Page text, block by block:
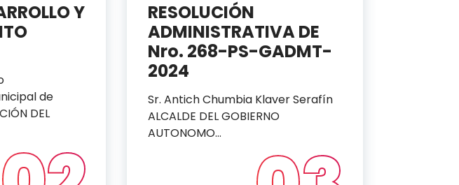
Y
de
DEL
RESOLUCIÓN
ADMINISTRATIVA DE
Nro. 268-PS-GADMT-
2024
Sr. Antich Chumbia Klaver Serafín
ALCALDE DEL GOBIERNO
AUTONOMO…